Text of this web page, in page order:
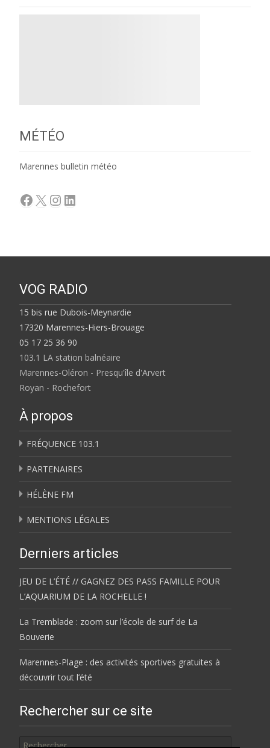
MÉTÉO
Marennes bulletin météo
Facebook
X Instagram
LinkedIn
VOG RADIO
15 bis rue Dubois-Meynardie
17320 Marennes-Hiers-Brouage
05 17 25 36 90
103.1 LA station balnéaire
Marennes-Oléron - Presqu'île d'Arvert
Royan - Rochefort
À propos
FRÉQUENCE 103.1
PARTENAIRES
HÉLÈNE FM
MENTIONS LÉGALES
Derniers articles
JEU DE L’ÉTÉ // GAGNEZ DES PASS FAMILLE POUR
L’AQUARIUM DE LA ROCHELLE !
La Tremblade : zoom sur l’école de surf de La
Bouverie
Marennes-Plage : des activités sportives gratuites à
découvrir tout l’été
Rechercher sur ce site